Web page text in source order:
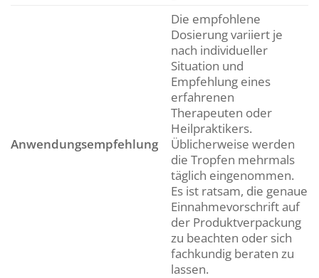
Anwendungsempfehlung
Die empfohlene
Dosierung variiert je
nach individueller
Situation und
Empfehlung eines
erfahrenen
Therapeuten oder
Heilpraktikers.
Üblicherweise werden
die Tropfen mehrmals
täglich eingenommen.
Es ist ratsam, die genaue
Einnahmevorschrift auf
der Produktverpackung
zu beachten oder sich
fachkundig beraten zu
lassen.